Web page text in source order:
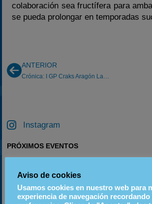
colaboración sea fructífera para
se pueda prolongar en temporadas
ANTERIOR
Crónica: I GP Craks Aragón La Torre 11/2/2012
Instagram
PRÓXIMOS EVENTOS
06 20 18
Aviso de cookies
Usamos cookies en nuestro web para
experiencia de navegación recordando